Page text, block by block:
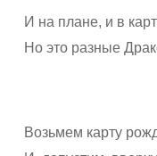
И на плане, и в
Но это разные
Возьмем карту